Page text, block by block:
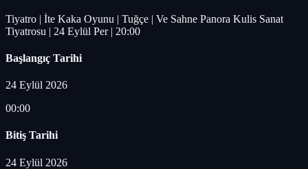
Tiyatro | İte Kaka Oyunu | Tuğçe | Ve Sahne Panora Kulis Sanat
Tiyatrosu | 24 Eylül Per | 20:00
Başlangıç Tarihi
24 Eylül 2026
00:00
Bitiş Tarihi
24 Eylül 2026